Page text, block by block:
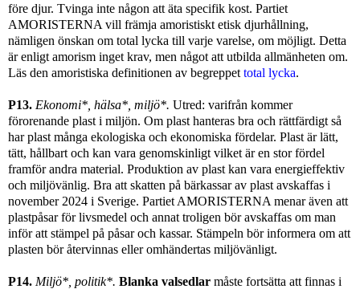
före djur. Tvinga inte någon att äta specifik kost. Partiet
AMORISTERNA vill främja amoristiskt etisk djurhållning,
nämligen önskan om total lycka till varje varelse, om möjligt. Detta
är enligt amorism inget krav, men något att utbilda allmänheten om.
Läs den amoristiska definitionen av begreppet total lycka.
P13. Ekonomi*, hälsa*, miljö*. Utred: varifrån kommer
förorenande plast i miljön. Om plast hanteras bra och rättfärdigt så
har plast många ekologiska och ekonomiska fördelar. Plast är lätt,
tätt, hållbart och kan vara genomskinligt vilket är en stor fördel
framför andra material. Produktion av plast kan vara energieffektiv
och miljövänlig. Bra att skatten på bärkassar av plast avskaffas i
november 2024 i Sverige. Partiet AMORISTERNA menar även att
plastpåsar för livsmedel och annat troligen bör avskaffas om man
inför att stämpel på påsar och kassar. Stämpeln bör informera om att
plasten bör återvinnas eller omhändertas miljövänligt.
P14. Miljö*, politik*. Blanka valsedlar måste fortsätta att finnas i